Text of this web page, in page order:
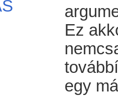
Ez
egy